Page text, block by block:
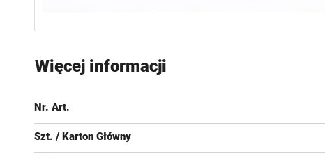
początek
Więcej informacji
Nr. Art.
Szt. / Karton Główny